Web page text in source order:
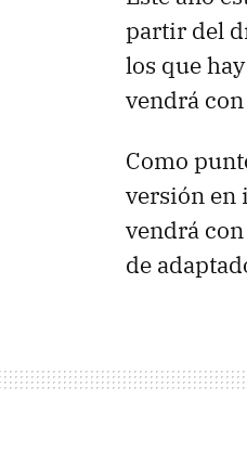
partir del
los que
vendrá
Como
versión en
vendrá
de